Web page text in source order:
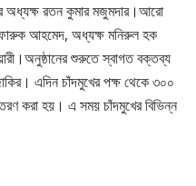
অধ্যক্ষ রতন কুমার মজুমদার।আরো
ফারুক আহমেদ, অধ্যক্ষ মনিরুল হক
শুরুতে স্বাগত বক্তব্য
এদিন চাঁদমুখের পক্ষ থেকে ৩০০
করা হয়। এ সময় চাঁদমুখের বিভিন্ন